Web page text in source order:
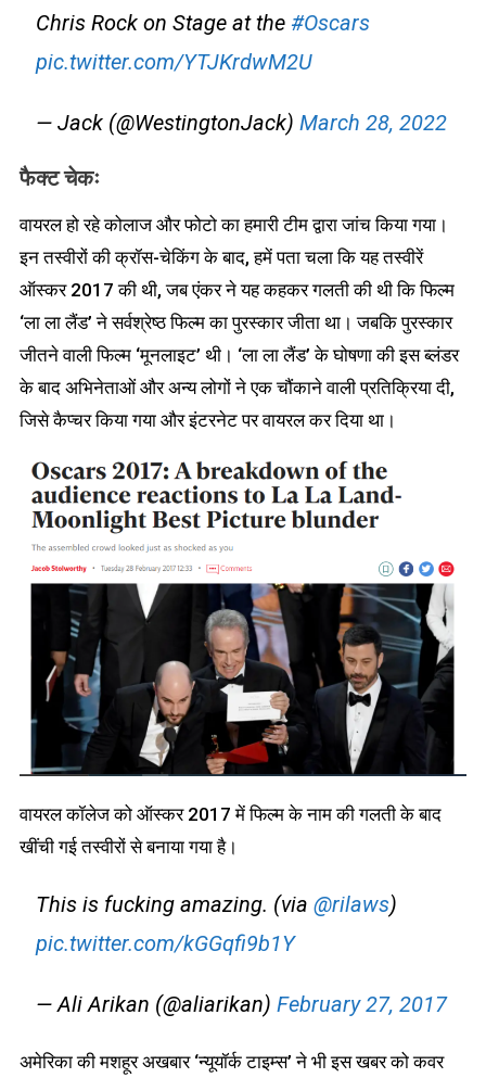
Chris Rock on Stage at the #Oscars
pic.twitter.com/YTJKrdwM2U
— Jack (@WestingtonJack) March 28, 2022
फैक्ट चेकः
वायरल हो रहे कोलाज और फोटो का हमारी टीम द्वारा जांच किया गया।
इन तस्वीरों की क्रॉस-चेकिंग के बाद, हमें पता चला कि यह तस्वीरें
ऑस्कर 2017 की थी, जब एंकर ने यह कहकर गलती की थी कि फिल्म
‘ला ला लैंड’ ने सर्वश्रेष्ठ फिल्म का पुरस्कार जीता था। जबकि पुरस्कार
जीतने वाली फिल्म ‘मूनलाइट’ थी। ‘ला ला लैंड’ के घोषणा की इस ब्लंडर
के बाद अभिनेताओं और अन्य लोगों ने एक चौंकाने वाली प्रतिक्रिया दी,
जिसे कैप्चर किया गया और इंटरनेट पर वायरल कर दिया था।
वायरल कॉलेज को ऑस्कर 2017 में फिल्म के नाम की गलती के बाद
खींची गई तस्वीरों से बनाया गया है।
This is fucking amazing. (via @rilaws)
pic.twitter.com/kGGqfi9b1Y
— Ali Arikan (@aliarikan) February 27, 2017
अमेरिका की मशहूर अखबार ‘न्यूयॉर्क टाइम्स’ ने भी इस खबर को कवर